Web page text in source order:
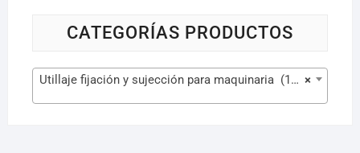
CATEGORÍAS PRODUCTOS
×
Utillaje fijación y sujección para maquinaria (107)